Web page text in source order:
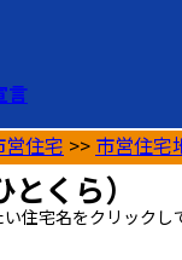
言
住宅 >> 市営住宅
くら）
住宅名をクリックし